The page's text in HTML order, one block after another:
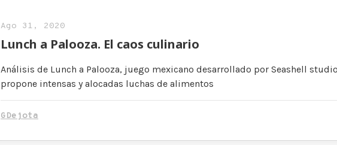
Ago 31, 2020
Lunch a Palooza. El caos culinario
Análisis de Lunch a Palooza, juego mexicano desarrollado por Seashell
propone intensas y alocadas luchas de alimentos
GDejota